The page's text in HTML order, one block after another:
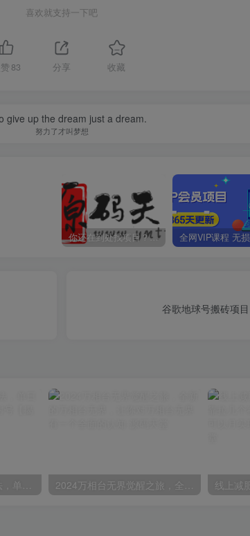
喜欢就支持一下吧
83 分享 收藏
give up the dream just a dream.
努力了才叫梦想
你还在到处找项目？还在当韭菜？我靠卖项目一个月收入5万+，曾经我也是个失败者。
谷歌地球号搬砖项
视频号囗播视频直播玩法，单日收入5000+，批量操作不封号【揭秘】 2024万相台无界觉醒之旅，全新的万相台无界，让你对万相台无界有一个全面的认知